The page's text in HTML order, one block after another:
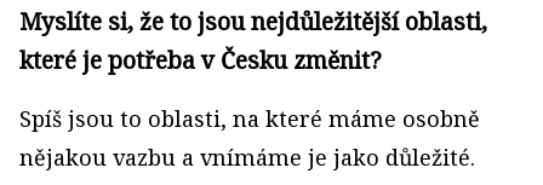
Myslíte si, že to jsou nejdůležitější oblasti,
které je potřeba v Česku změnit?
Spíš jsou to oblasti, na které máme osobně
nějakou vazbu a vnímáme je jako důležité.